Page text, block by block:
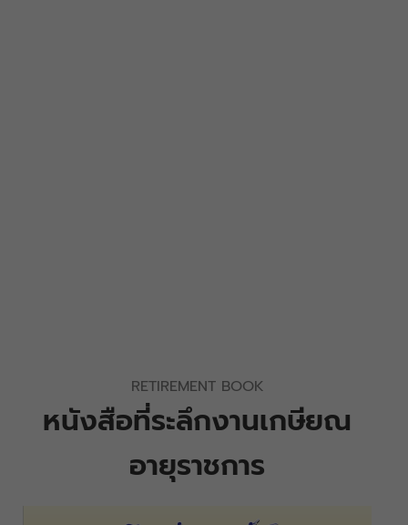
RETIREMENT BOOK
หนังสือที่ระลึกงานเกษียณ
อายุราชการ